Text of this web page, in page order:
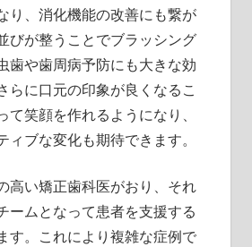
り、消化機能の改善にも繋が
びが整うことでブラッシング
歯や歯周病予防にも大きな効
らに口元の印象が良くなるこ
て笑顔を作れるようになり、
ィブな変化も期待できます。
高い矯正歯科医がおり、それ
ームとなって患者を支援する
す。これにより複雑な症例で